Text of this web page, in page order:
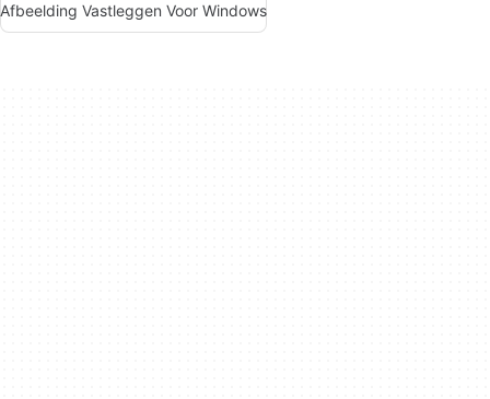
Afbeelding Vastleggen Voor Windows